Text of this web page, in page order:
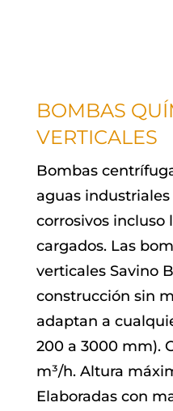
BOMBAS
VERTICALES
Bombas
aguas
corrosivos incluso
cargados. Las
verticales Savino
construcción sin
adaptan a
200 a 3000 mm).
m³/h. Altura
Elaboradas con